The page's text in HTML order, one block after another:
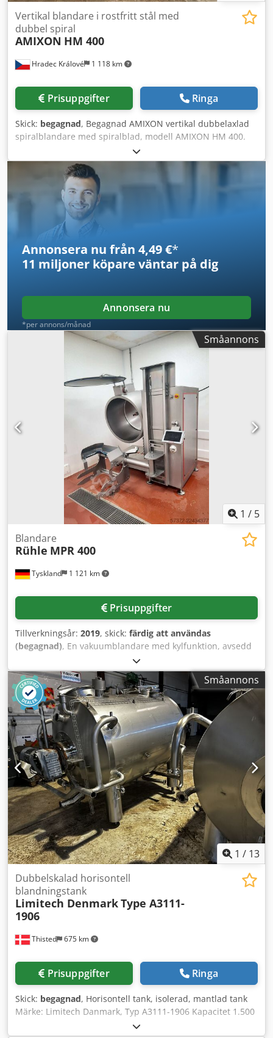
Hradec Králové 1 118 km
Vertikal blandare i rostfritt stål med
dubbel spiral
AMIXON HM 400
Prisuppgifter Ringa
Skick: begagnad, Begagnad AMIXON vertikal dubbelaxlad
spiralblandare med spiralblad, modell AMIXON HM 400.
Tillverkare: AMIXON (Ruberg Mischtechnik KG) Modell: HM
400 Total volym: ca 530 liter Arbetsvolym: ca 400 liter Typ
av omrörare: Dubbelaxliga spiralblad + styckningskniv
(chopper) Djdpewr Dhcefx Anzeck Drivning av omrörare:
7/9 kW, 380 V, 970/1475 varv/min (drivs via växellåda)
Drivning av styckningskniv: 5,5 kW, 380 V, 1475 varv/min
Ingår: Sidomonterad inspektionslucka (640 x 550 mm),
Annonsera nu från 4,49 €*
11 miljoner köpare väntar på dig
Annonsera nu
*per annons/månad
Småannons
1 / 5
Tyskland 1 121 km
Blandare
Rühle MPR 400
Prisuppgifter
Tillverkningsår: 2019, skick: färdig att användas
(begagnad), En vakuumblandare med kylfunktion, avsedd
för livsmedelsindustrin, finns tillgänglig. Behållarvolym:
400 liter, maximal fyllnadsmängd: 300 liter,
blandararmsvarvtal: 25 varv/min, lyftanordningens
lastkapacitet: 400 kg. Maskinens mått (X/Y/Z): cirka 1900
mm/2150 mm/1650 mm, vikt: cirka 1500 kg. Inkluderar en
integrerad matnings- och lyftanordning. Dokumentation
finns. En inspektion på plats är möjlig. Dsdpfx
Anjzpywlszsck
Småannons
1 / 13
Thisted 675 km
Dubbelskalad horisontell
blandningstank
Limitech DenmarkType A3111-
1906
Prisuppgifter Ringa
Skick: begagnad, Horisontell tank, isolerad, mantlad tank
Märke: Limitech Danmark, Typ A3111-1906 Kapacitet 1.500
L, 2 identiska enheter Isolerad, mantlad, manlucka på